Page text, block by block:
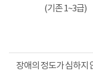
(기존 1~3급)
장애의 정도가 심하지